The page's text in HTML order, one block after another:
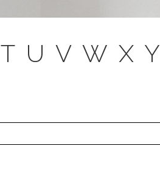
T U V W X Y